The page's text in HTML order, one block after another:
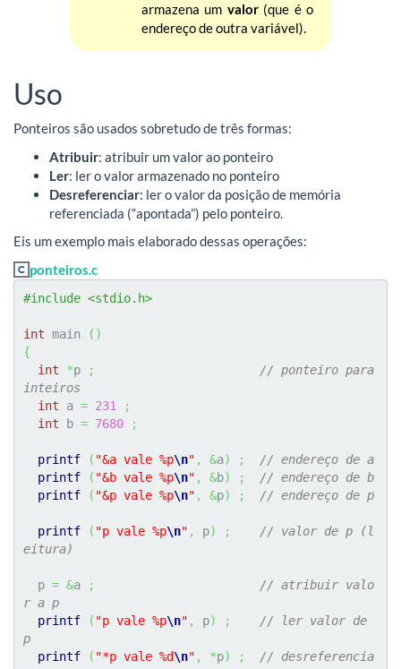
armazena um valor(que é o
endereço de outra variável).
Uso
Ponteiros são usados sobretudo de três formas:
Atribuir: atribuir um valor ao ponteiro
Ler: ler o valor armazenado no ponteiro
Desreferenciar: ler o valor da posição de memória
referenciada (“apontada”) pelo ponteiro.
Eis um exemplo mais elaborado dessas operações:
ponteiros.c
#include <stdio.h>
int main ( )
{
int
*p ;
// ponteiro para
inteiros
int a = 231
;
int b = 7680 ;
printf ( "&a vale %p\n" , &a) ;
// endereço de a
printf
( "&b vale %p\n" , &b) ;
// endereço de b
printf
( "&p vale %p\n" , &p) ; // endereço de p
printf ( "p vale %p\n" , p) ;
// valor de p (l
eitura)
  p
= &a ;
// atribuir valo
r a p
printf
( "p vale %p\n" , p) ;
// ler valor de
p
printf
( "*p vale %d\n" , *p) ;
// desreferencia